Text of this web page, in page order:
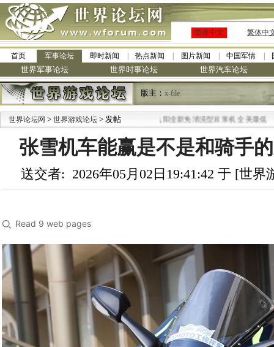
简体中文 繁体中
首页 军事论坛 即时新闻 热点新闻 图片新闻 中国军情
世界军事论坛 世界时事论坛 世界汽车论坛
版主： x-file
世界论坛网 > 世界游戏论坛 > 发帖
· 九阳全新免清洗型豆浆机 全美最低
张雪机车能赢是不是和骑手
送交者: 2026年05月02日19:41:42 于 [世
Read 9 web pages